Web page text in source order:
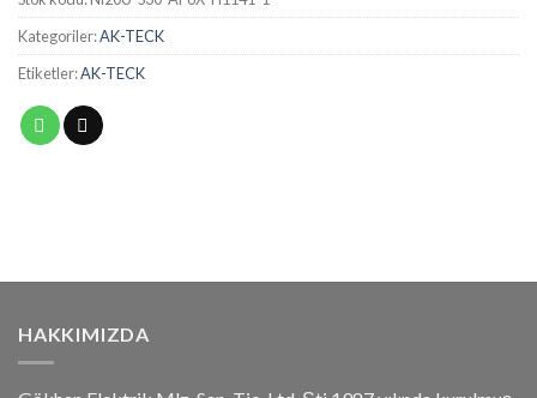
Kategoriler:AK-TECK
Etiketler:AK-TECK
HAKKIMIZDA